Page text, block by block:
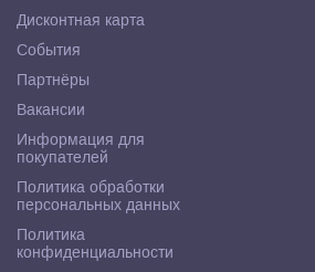
Дисконтная карта
События
Партнёры
Вакансии
Информация для
покупателей
Политика обработки
персональных данных
Политика
конфиденциальности